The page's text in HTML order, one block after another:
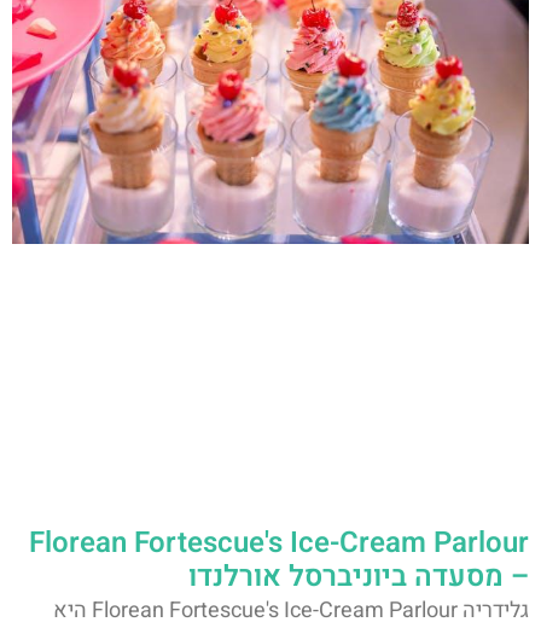
Florean Fortescue's Ice-Cream Parlour
– מסעדה ביוניברסל אורלנדו
גלידריה Florean Fortescue's Ice-Cream Parlour היא